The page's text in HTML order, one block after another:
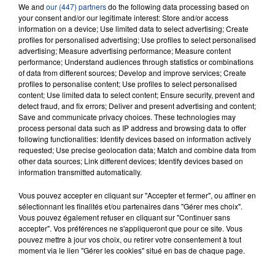
France
- La ville de Beauvais recrute des professeurs de
musique
TITRES DIFFUSÉS
We and our (447) partnersdo the following data processing based on
your consent and/or our legitimate interest: Store and/or access
information on a device; Use limited data to select advertising; Create
profiles for personalised advertising; Use profiles to select personalised
advertising; Measure advertising performance; Measure content
performance; Understand audiences through statistics or combinations
of data from different sources; Develop and improve services; Create
profiles to personalise content; Use profiles to select personalised
content; Use limited data to select content; Ensure security, prevent and
detect fraud, and fix errors; Deliver and present advertising and content;
Save and communicate privacy choices. These technologies may
process personal data such as IP address and browsing data to offer
following functionalities: Identify devices based on information actively
requested; Use precise geolocation data; Match and combine data from
other data sources; Link different devices; Identify devices based on
information transmitted automatically.
Vous pouvez accepter en cliquant sur "Accepter et fermer", ou affiner en
sélectionnant les finalités et/ou partenaires dans "Gérer mes choix".
Vous pouvez également refuser en cliquant sur "Continuer sans
accepter". Vos préférences ne s'appliqueront que pour ce site. Vous
pouvez mettre à jour vos choix, ou retirer votre consentement à tout
moment via le lien "Gérer les cookies" situé en bas de chaque page.